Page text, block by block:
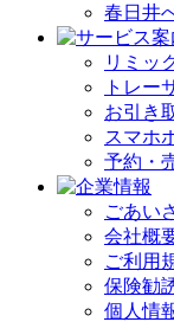
春日井
リミッ
トレー
お引き
スマホ
予約・
ごあい
会社概
ご利用
保険勧
個人情